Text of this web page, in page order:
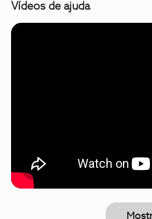
Vídeos de ajuda